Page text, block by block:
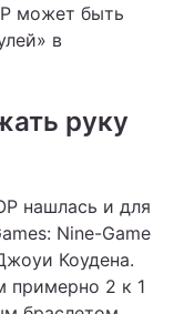
может быть
в
руку
нашлась и для
Nine-Game
Коудена.
примерно 2 к 1